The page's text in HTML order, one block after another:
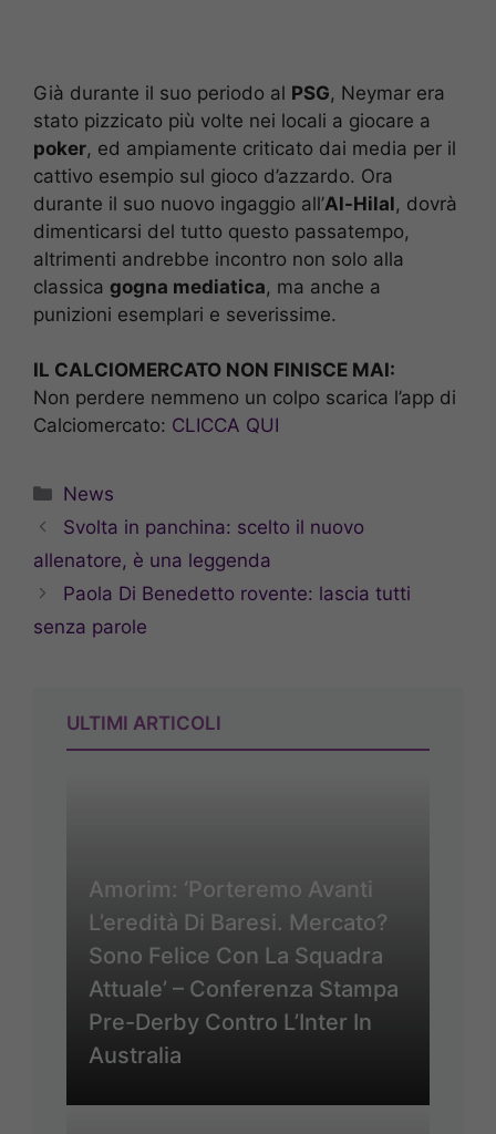
Già durante il suo periodo al PSG, Neymar era
stato pizzicato più volte nei locali a giocare a
poker, ed ampiamente criticato dai media per il
cattivo esempio sul gioco d’azzardo. Ora
durante il suo nuovo ingaggio all’Al-Hilal, dovrà
dimenticarsi del tutto questo passatempo,
altrimenti andrebbe incontro non solo alla
classica gogna mediatica, ma anche a
punizioni esemplari e severissime.
IL CALCIOMERCATO NON FINISCE MAI:
Non perdere nemmeno un colpo scarica l’app di
Calciomercato: CLICCA QUI
Categorie
News
Svolta in panchina: scelto il nuovo
allenatore, è una leggenda
Paola Di Benedetto rovente: lascia tutti
senza parole
ULTIMI ARTICOLI
Amorim: ‘Porteremo Avanti
L’eredità Di Baresi. Mercato?
Sono Felice Con La Squadra
Attuale’ – Conferenza Stampa
Pre-Derby Contro L’Inter In
Australia